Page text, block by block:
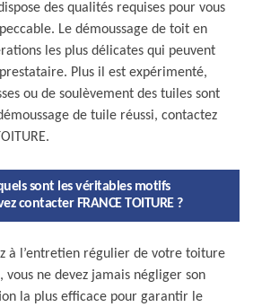
des qualités requises pour vous
Le démoussage de toit en
les plus délicates qui peuvent
Plus il est expérimenté,
ou de soulèvement des tuiles sont
de tuile réussi, contactez
sont les véritables motifs
contacter FRANCE TOITURE ?
à l’entretien régulier de votre toiture
vous ne devez jamais négliger son
la plus efficace pour garantir le